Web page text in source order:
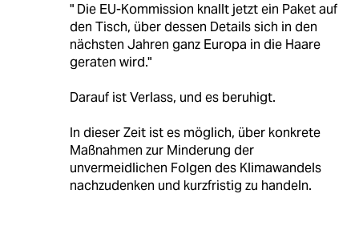
" Die EU-Kommission knallt jetzt ein Paket auf
den Tisch, über dessen Details sich in den
nächsten Jahren ganz Europa in die Haare
geraten wird."
Darauf ist Verlass, und es beruhigt.
In dieser Zeit ist es möglich, über konkrete
Maßnahmen zur Minderung der
unvermeidlichen Folgen des Klimawandels
nachzudenken und kurzfristig zu handeln.